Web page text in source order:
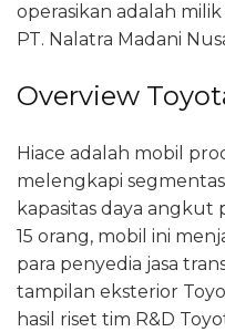
operasikan adalah
PT. Nalatra Madani
Overview
Hiace adalah mobil
melengkapi
kapasitas daya
15 orang, mobil ini
para penyedia jasa
tampilan eksterior
hasil riset tim R&D